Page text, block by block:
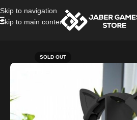
Skip to navigation
Skip to main content
SOLD OUT